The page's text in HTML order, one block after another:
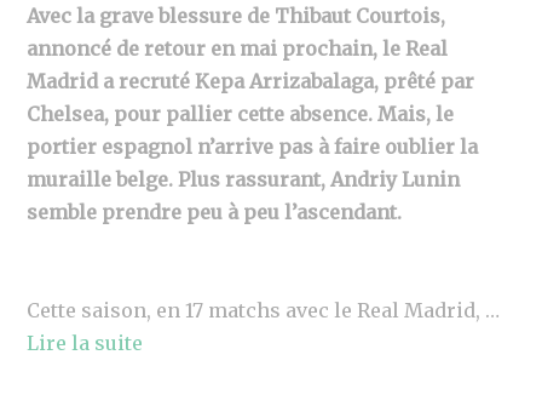
Avec la grave blessure de Thibaut Courtois,
annoncé de retour en mai prochain, le Real
Madrid a recruté Kepa Arrizabalaga, prêté par
Chelsea, pour pallier cette absence. Mais, le
portier espagnol n’arrive pas à faire oublier la
muraille belge. Plus rassurant, Andriy Lunin
semble prendre peu à peu l’ascendant.
Cette saison, en 17 matchs avec le Real Madrid, …
Lire la suite